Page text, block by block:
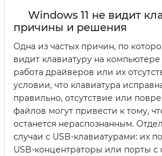
Windows 11 не видит
причины и решения
Одна из частых причин, по
видит клавиатуру на компьютере
работа драйверов или их
условии, что клавиатура
правильно, отсутствие или
файлов могут привести к тому,
останется нераспознанным.
случаи с USB-клавиатурами: их
USB-концентраторы или порты